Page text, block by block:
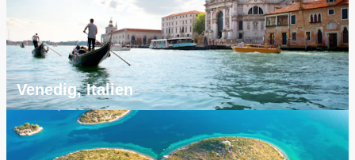
Venedig, Italien